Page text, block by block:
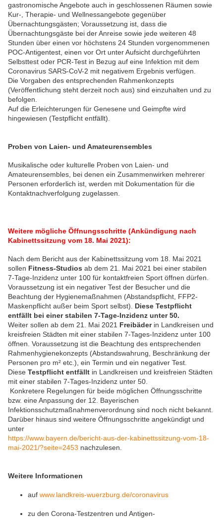
gastronomische Angebote auch in geschlossenen Räumen sowie
Kur-, Therapie- und Wellnessangebote gegenüber
Übernachtungsgästen; Voraussetzung ist, dass die
Übernachtungsgäste bei der Anreise sowie jede weiteren 48
Stunden über einen vor höchstens 24 Stunden vorgenommenen
POC-Antigentest, einen vor Ort unter Aufsicht durchgeführten
Selbsttest oder PCR-Test in Bezug auf eine Infektion mit dem
Coronavirus SARS-CoV-2 mit negativem Ergebnis verfügen.
Die Vorgaben des entsprechenden Rahmenkonzepts
(Veröffentlichung steht derzeit noch aus) sind einzuhalten und zu
befolgen.
Auf die Erleichterungen für Genesene und Geimpfte wird
hingewiesen (Testpflicht entfällt).
Proben von Laien- und Amateurensembles
Musikalische oder kulturelle Proben von Laien- und
Amateurensembles, bei denen ein Zusammenwirken mehrerer
Personen erforderlich ist, werden mit Dokumentation für die
Kontaktnachverfolgung zugelassen.
Weitere mögliche Öffnungsschritte (Ankündigung nach
Kabinettssitzung vom 18. Mai 2021):
Nach dem Bericht aus der Kabinettssitzung vom 18. Mai 2021
sollen Fitness-Studios ab dem 21. Mai 2021 bei einer stabilen
7-Tage-Inzidenz unter 100 für kontaktfreien Sport öffnen dürfen.
Voraussetzung ist ein negativer Test der Besucher und die
Beachtung der Hygienemaßnahmen (Abstandspflicht, FFP2-
Maskenpflicht außer beim Sport selbst). Diese Testpflicht
entfällt bei einer stabilen 7-Tage-Inzidenz unter 50.
Weiter sollen ab dem 21. Mai 2021 Freibäder in Landkreisen und
kreisfreien Städten mit einer stabilen 7-Tages-Inzidenz unter 100
öffnen. Voraussetzung ist die Beachtung des entsprechenden
Rahmenhygienekonzepts (Abstandswahrung, Beschränkung der
Personen pro m² etc.), ein Termin und ein negativer Test.
Diese Testpflicht entfällt in Landkreisen und kreisfreien Städten
mit einer stabilen 7-Tages-Inzidenz unter 50.
Konkretere Regelungen für beide möglichen Öffnungsschritte
bzw. eine Anpassung der 12. Bayerischen
Infektionsschutzmaßnahmenverordnung sind noch nicht bekannt.
Darüber hinaus sind weitere Öffnungsschritte angekündigt und
unter
https://www.bayern.de/bericht-aus-der-kabinettssitzung-vom-18-
mai-2021/?seite=2453 nachzulesen.
Weitere Informationen
auf www.landkreis-wuerzburg.de/coronavirus
zu den Corona-Testzentren und Antigen-